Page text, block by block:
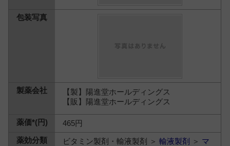
【製】陽進堂ホールディングス
【販】陽進堂ホールディングス
465円
ビタミン製剤・輸液製剤 ＞輸液製剤 ＞ マ